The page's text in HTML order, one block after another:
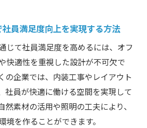
員満足度向上を実現する方法
じて社員満足度を高めるには、オフ
快適性を重視した設計が不可欠で
の企業では、内装工事やレイアウト
社員が快適に働ける空間を実現して
然素材の活用や照明の工夫により、
境を作ることができます。